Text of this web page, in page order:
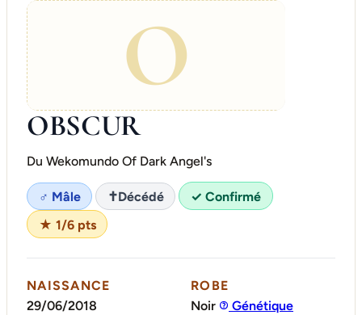
O
OBSCUR
Du Wekomundo Of Dark Angel's
♂ Mâle ✝Décédé
✓ Confirmé
★ 1/6 pts
NAISSANCE
29/06/2018
ROBE
Noir
Génétique